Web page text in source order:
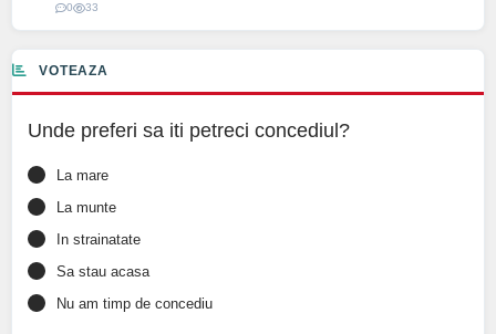
0 33
VOTEAZA
Unde preferi sa iti petreci concediul?
La mare
La munte
In strainatate
Sa stau acasa
Nu am timp de concediu